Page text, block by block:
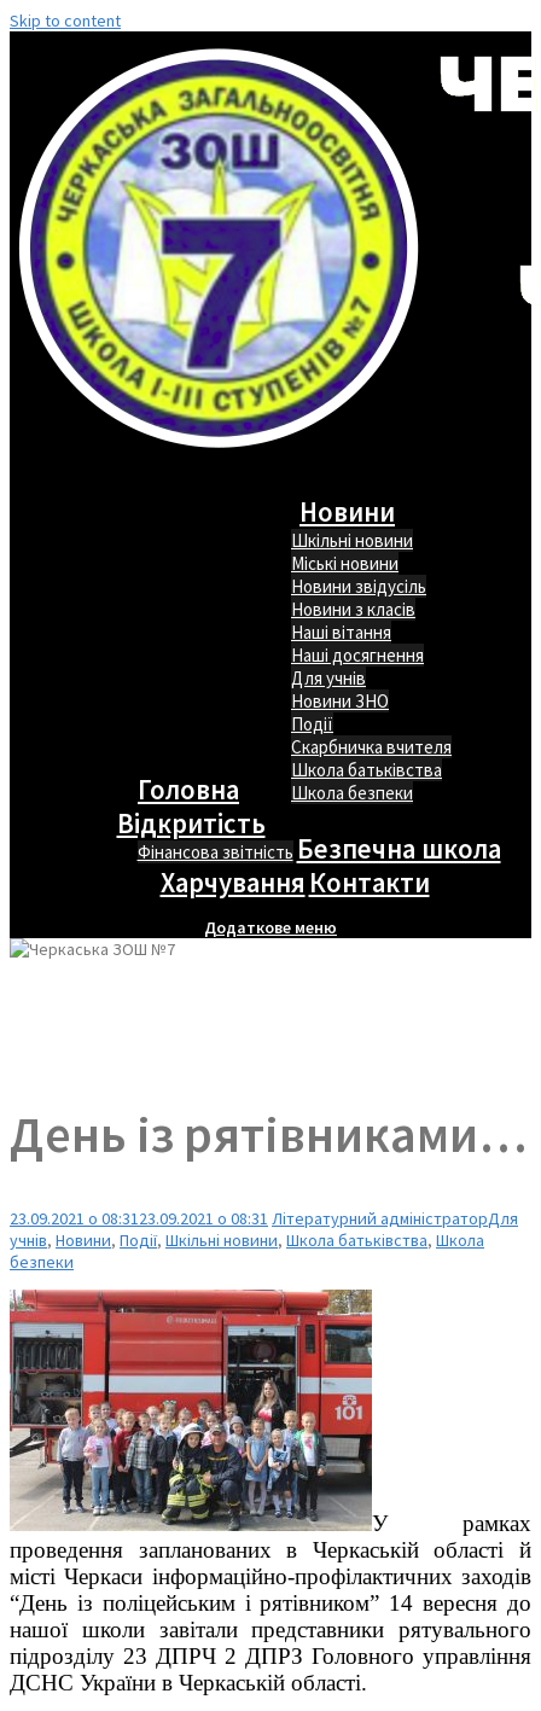
Skip to content
Головна
Новини
Шкільні новини
Міські новини
Новини звідусіль
Новини з класів
Наші вітання
Наші досягнення
Для учнів
Новини ЗНО
Події
Скарбничка вчителя
Школа батьківства
Школа безпеки
Відкритість
Фінансова звітність Безпечна школа
Харчування Контакти
Додаткове меню
День із рятівниками…
23.09.2021 о 08:3123.09.2021 о 08:31 Літературний адміністраторДля
учнів, Новини, Події, Шкільні новини, Школа батьківства, Школа
безпеки
У рамках
проведення запланованих в Черкаській області й
місті Черкаси інформаційно-профілактичних заходів
“День із поліцейським і рятівником” 14 вересня до
нашої школи завітали представники рятувального
підрозділу 23 ДПРЧ 2 ДПРЗ Головного управління
ДСНС України в Черкаській області.